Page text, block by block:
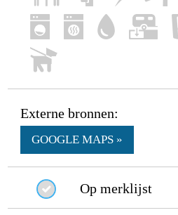
Externe bronnen:
GOOGLE MAPS »
Op merklijst